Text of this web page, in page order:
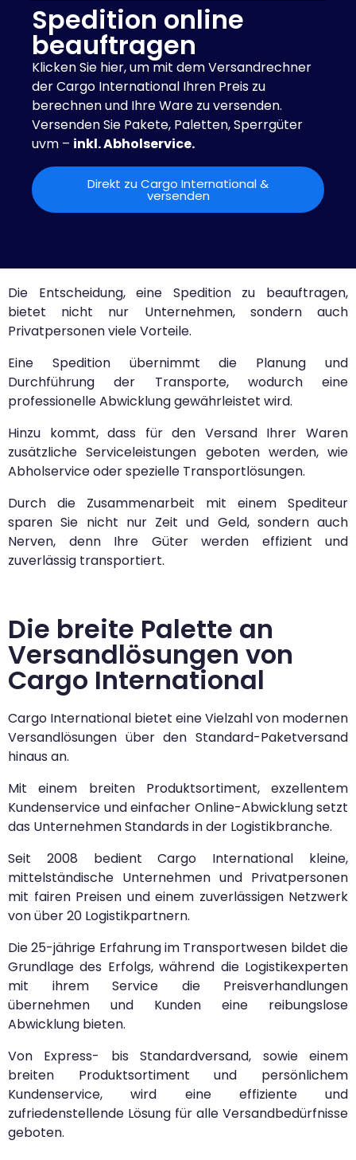
Spedition online
beauftragen
Klicken Sie hier, um mit dem Versandrechner
der Cargo International Ihren Preis zu
berechnen und Ihre Ware zu versenden.
Versenden Sie Pakete, Paletten, Sperrgüter
uvm – inkl. Abholservice.
Direkt zu Cargo International &
versenden
Die Entscheidung, eine Spedition zu beauftragen,
bietet nicht nur Unternehmen, sondern auch
Privatpersonen viele Vorteile.
Eine Spedition übernimmt die Planung und
Durchführung der Transporte, wodurch eine
professionelle Abwicklung gewährleistet wird.
Hinzu kommt, dass für den Versand Ihrer Waren
zusätzliche Serviceleistungen geboten werden, wie
Abholservice oder spezielle Transportlösungen.
Durch die Zusammenarbeit mit einem Spediteur
sparen Sie nicht nur Zeit und Geld, sondern auch
Nerven, denn Ihre Güter werden effizient und
zuverlässig transportiert.
Die breite Palette an
Versandlösungen von
Cargo International
Cargo International bietet eine Vielzahl von modernen
Versandlösungen über den Standard-Paketversand
hinaus an.
Mit einem breiten Produktsortiment, exzellentem
Kundenservice und einfacher Online-Abwicklung setzt
das Unternehmen Standards in der Logistikbranche.
Seit 2008 bedient Cargo International kleine,
mittelständische Unternehmen und Privatpersonen
mit fairen Preisen und einem zuverlässigen Netzwerk
von über 20 Logistikpartnern.
Die 25-jährige Erfahrung im Transportwesen bildet die
Grundlage des Erfolgs, während die Logistikexperten
mit ihrem Service die Preisverhandlungen
übernehmen und Kunden eine reibungslose
Abwicklung bieten.
Von Express- bis Standardversand, sowie einem
breiten Produktsortiment und persönlichem
Kundenservice, wird eine effiziente und
zufriedenstellende Lösung für alle Versandbedürfnisse
geboten.